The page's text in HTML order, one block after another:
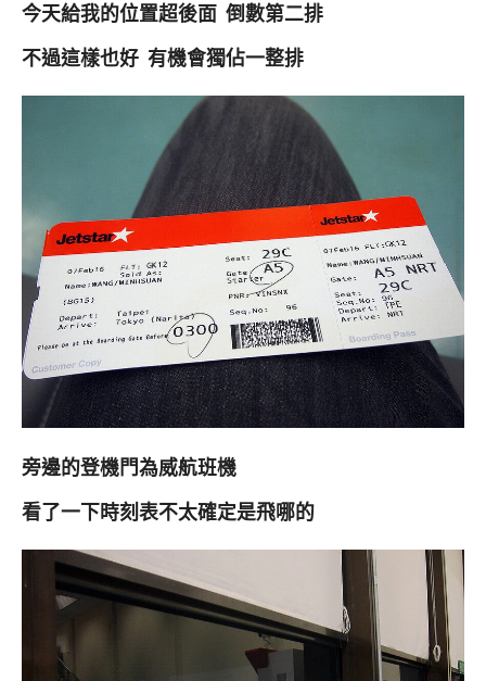
今天給我的位置超後面 倒數第二排
不過這樣也好 有機會獨佔一整排
旁邊的登機門為威航班機
看了一下時刻表不太確定是飛哪的